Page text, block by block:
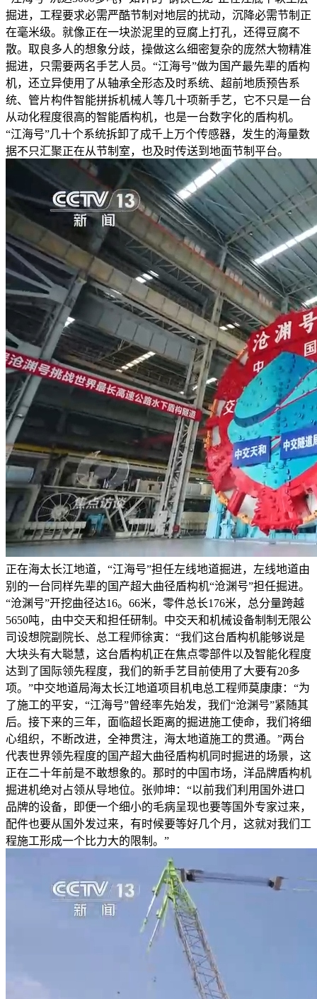
掘进，工程要求必需严酷节制对地层的扰动，沉降必需节制正
在毫米级。就像正在一块淤泥里的豆腐上打孔，还得豆腐不
散。取良多人的想象分歧，操做这么细密复杂的庞然大物精准
掘进，只需要两名手艺人员。“江海号”做为国产最先辈的盾构
机，还立异使用了从轴承全形态及时系统、超前地质预告系
统、管片构件智能拼拆机械人等几十项新手艺，它不只是一台
从动化程度很高的智能盾构机，也是一台数字化的盾构机。
“江海号”几十个系统拆卸了成千上万个传感器，发生的海量数
据不只汇聚正在从节制室，也及时传送到地面节制平台。
正在海太长江地道，“江海号”担任左线地道掘进，左线地道由
别的一台同样先辈的国产超大曲径盾构机“沧渊号”担任掘进。
“沧渊号”开挖曲径达16。66米，零件总长176米，总分量跨越
5650吨，由中交天和担任研制。中交天和机械设备制制无限公
司设想院副院长、总工程师徐寅：“我们这台盾构机能够说是
大块头有大聪慧，这台盾构机正在焦点零部件以及智能化程度
达到了国际领先程度，我们的新手艺目前使用了大要有20多
项。”中交地道局海太长江地道项目机电总工程师莫康康：“为
了施工的平安，“江海号”曾经率先始发，我们“沧渊号”紧随其
后。接下来的三年，面临超长距离的掘进施工使命，我们将细
心组织，不断改进，全神贯注，海太地道施工的贯通。”两台
代表世界领先程度的国产超大曲径盾构机同时掘进的场景，这
正在二十年前是不敢想象的。那时的中国市场，洋品牌盾构机
掘进机绝对占领从导地位。张帅坤：“以前我们利用国外进口
品牌的设备，即便一个细小的毛病呈现也要等国外专家过来，
配件也要从国外发过来，有时候要等好几个月，这就对我们工
程施工形成一个比力大的限制。”